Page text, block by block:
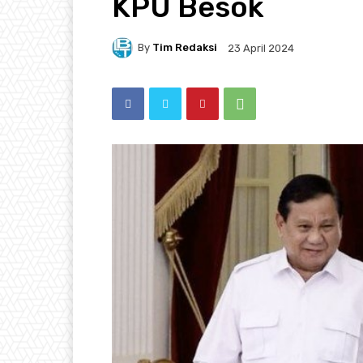
By Tim Redaksi 23 April 2024